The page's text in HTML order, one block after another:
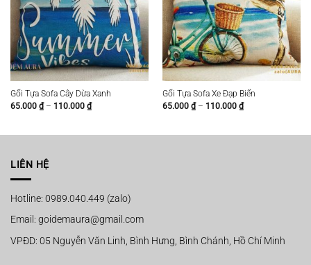
Gối Tựa Sofa Cây Dừa Xanh
65.000 ₫ – 110.000 ₫Khoảng
giá:
đến
Gối Tựa Sofa Xe Đạp Biển
65.000 ₫ – 110.000 ₫Khoảng
giá:
đến
LIÊN HỆ
Hotline: 0989.040.449 (zalo)
Email: goidemaura@gmail.com
VPĐD: 05 Nguyễn Văn Linh, Bình Hưng, Bình Chánh, Hồ Chí Minh